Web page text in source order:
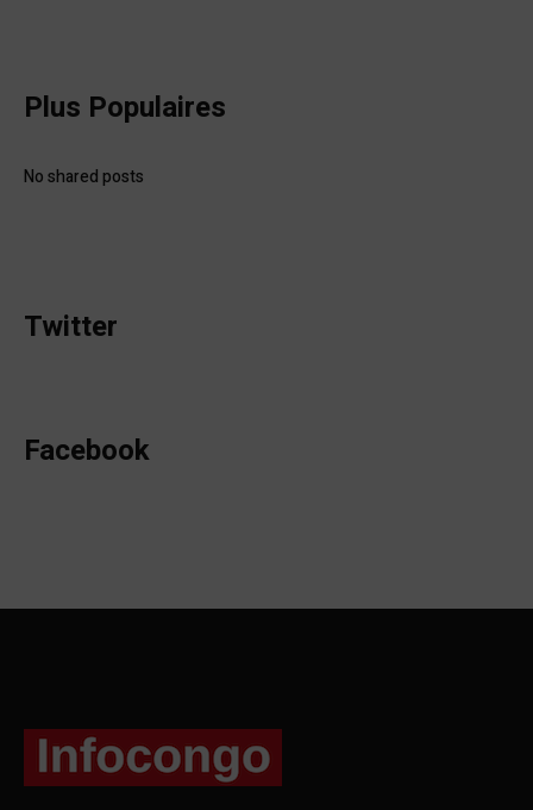
Plus Populaires
No shared posts
Twitter
Facebook